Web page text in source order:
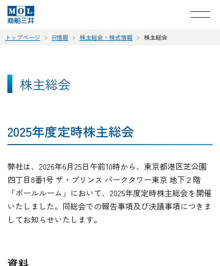
トップページ IR情報 株主総会・株式情報 株主総会
株主総会
2025年度定時株主総会
弊社は、2026年6月25日午前10時から、東京都港区芝公園
四丁目8番1号 ザ・プリンス パークタワー東京 地下２階
「ボールルーム」において、2025年度定時株主総会を開催
いたしました。同総会での報告事項及び決議事項につきま
してお知らせいたします。